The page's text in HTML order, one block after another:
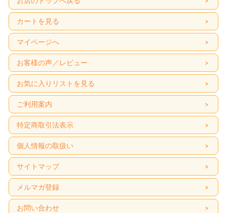
カートを見る
マイページへ
お客様の声／レビュー
お気に入りリストを見る
ご利用案内
特定商取引法表示
個人情報の取扱い
サイトマップ
メルマガ登録
お問い合わせ